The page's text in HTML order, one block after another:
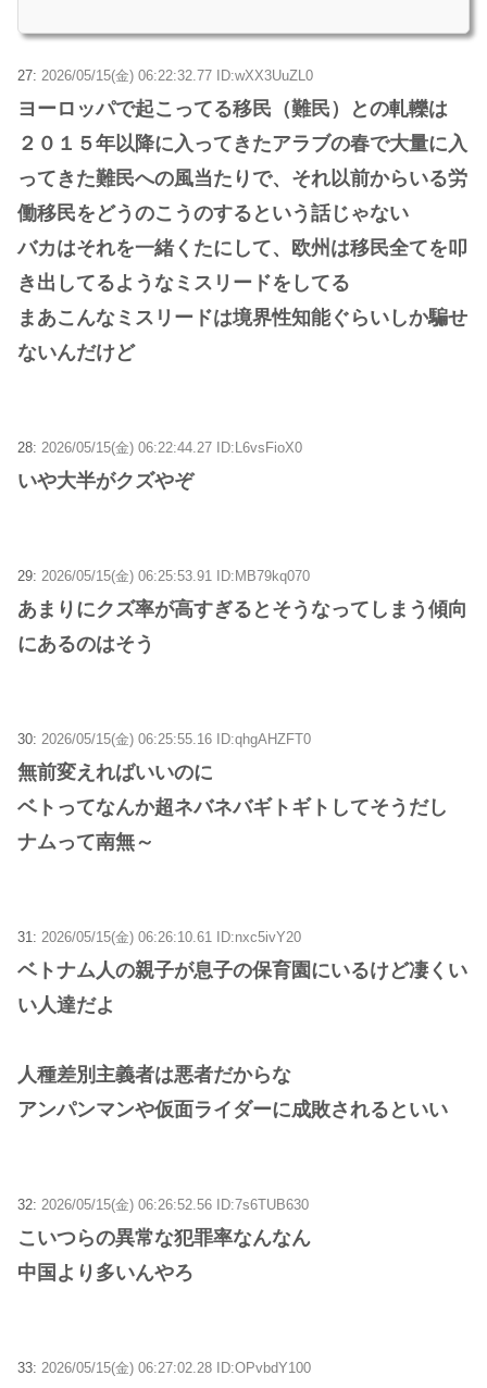
27: 2026/05/15(金) 06:22:32.77 ID:wXX3UuZL0
ヨーロッパで起こってる移民（難民）との軋轢は
２０１５年以降に入ってきたアラブの春で大量に入
ってきた難民への風当たりで、それ以前からいる労
働移民をどうのこうのするという話じゃない
バカはそれを一緒くたにして、欧州は移民全てを叩
き出してるようなミスリードをしてる
まあこんなミスリードは境界性知能ぐらいしか騙せ
ないんだけど
28: 2026/05/15(金) 06:22:44.27 ID:L6vsFioX0
いや大半がクズやぞ
29: 2026/05/15(金) 06:25:53.91 ID:MB79kq070
あまりにクズ率が高すぎるとそうなってしまう傾向
にあるのはそう
30: 2026/05/15(金) 06:25:55.16 ID:qhgAHZFT0
無前変えればいいのに
ベトってなんか超ネバネバギトギトしてそうだし
ナムって南無～
31: 2026/05/15(金) 06:26:10.61 ID:nxc5ivY20
ベトナム人の親子が息子の保育園にいるけど凄くい
い人達だよ
人種差別主義者は悪者だからな
アンパンマンや仮面ライダーに成敗されるといい
32: 2026/05/15(金) 06:26:52.56 ID:7s6TUB630
こいつらの異常な犯罪率なんなん
中国より多いんやろ
33: 2026/05/15(金) 06:27:02.28 ID:OPvbdY100